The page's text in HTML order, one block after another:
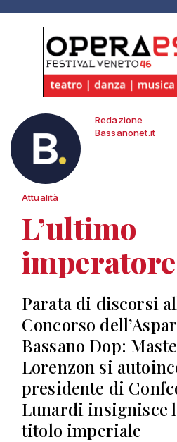
Redazione
Bassanonet.it
Attualità
L’ultimo
imperatore
Parata di discorsi
Concorso
Bassano Dop:
Lorenzon si
presidente di
Lunardi insignisce
titolo imperiale